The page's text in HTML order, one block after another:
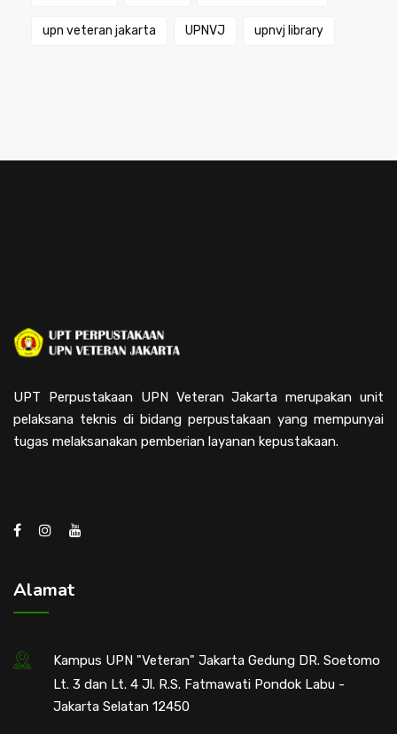
upn veteran jakarta UPNVJ upnvj library
UPT Perpustakaan UPN Veteran Jakarta merupakan unit
pelaksana teknis di bidang perpustakaan yang mempunyai
tugas melaksanakan pemberian layanan kepustakaan.
Alamat
Kampus UPN "Veteran" Jakarta Gedung DR. Soetomo
Lt. 3 dan Lt. 4 Jl. R.S. Fatmawati Pondok Labu -
Jakarta Selatan 12450